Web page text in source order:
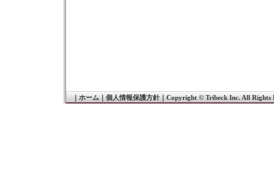
ホーム｜ 個人情報保護方針｜ Copyright © Tribeck Inc. All Rights